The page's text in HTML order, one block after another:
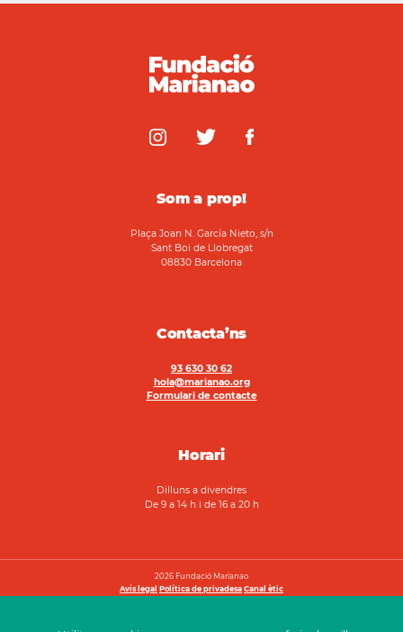
Som a prop!
Plaça Joan N. García Nieto, s/n
Sant Boi de Llobregat
08830 Barcelona
Contacta’ns
93 630 30 62
hola@marianao.org
Formulari de contacte
Horari
Dilluns a divendres
De 9 a 14 h i de 16 a 20 h
2026 Fundació Marianao
Avís legal Política de privadesa Canal ètic